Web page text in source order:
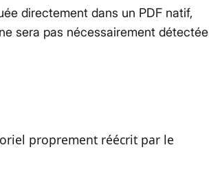
directement dans un PDF natif,
sera pas nécessairement détectée
proprement réécrit par le